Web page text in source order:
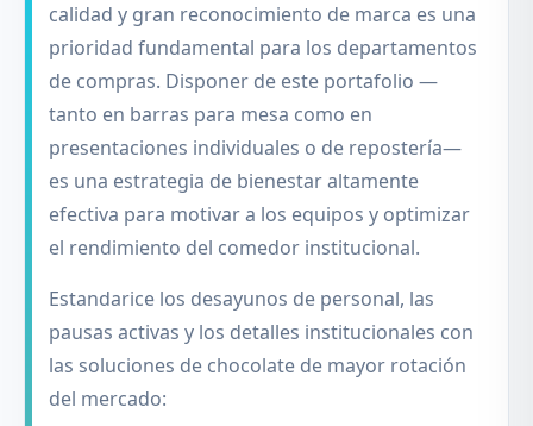
calidad y gran reconocimiento de marca es una
prioridad fundamental para los departamentos
de compras. Disponer de este portafolio —
tanto en barras para mesa como en
presentaciones individuales o de repostería—
es una estrategia de bienestar altamente
efectiva para motivar a los equipos y optimizar
el rendimiento del comedor institucional.
Estandarice los desayunos de personal, las
pausas activas y los detalles institucionales con
las soluciones de chocolate de mayor rotación
del mercado: